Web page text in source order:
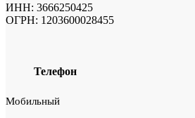
ИНН: 3666250425
ОГРН: 1203600028455
Телефон
Мобильный